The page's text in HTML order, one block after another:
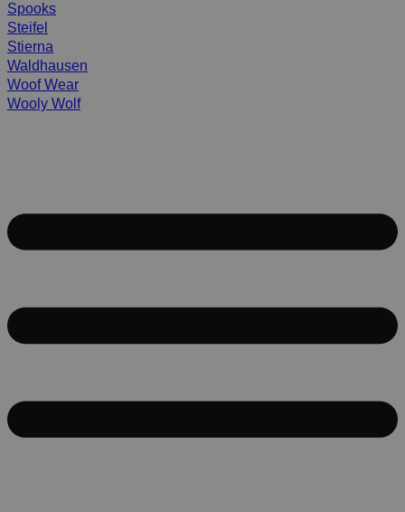
Spooks
Steifel
Stierna
Waldhausen
Woof Wear
Wooly Wolf